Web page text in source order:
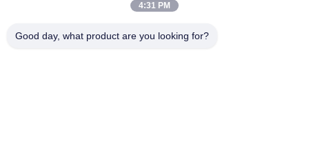
4:31 PM
Good day, what product are you looking for?